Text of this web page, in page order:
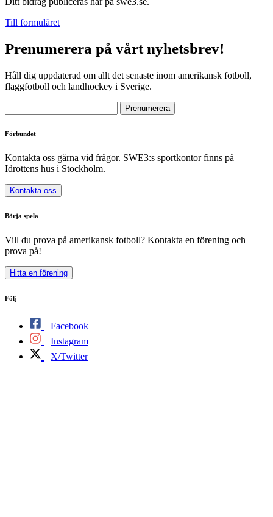
Till formuläret
Prenumerera på vårt nyhetsbrev!
Håll dig uppdaterad om allt det senaste inom amerikansk fotboll,
flaggfotboll och landhockey i Sverige.
Förbundet
Kontakta oss gärna vid frågor. SWE3:s sportkontor finns på
Idrottens hus i Stockholm.
Kontakta oss
Börja spela
Vill du prova på amerikansk fotboll? Kontakta en förening och
prova på!
Hitta en förening
Följ
Facebook
Instagram
X/Twitter